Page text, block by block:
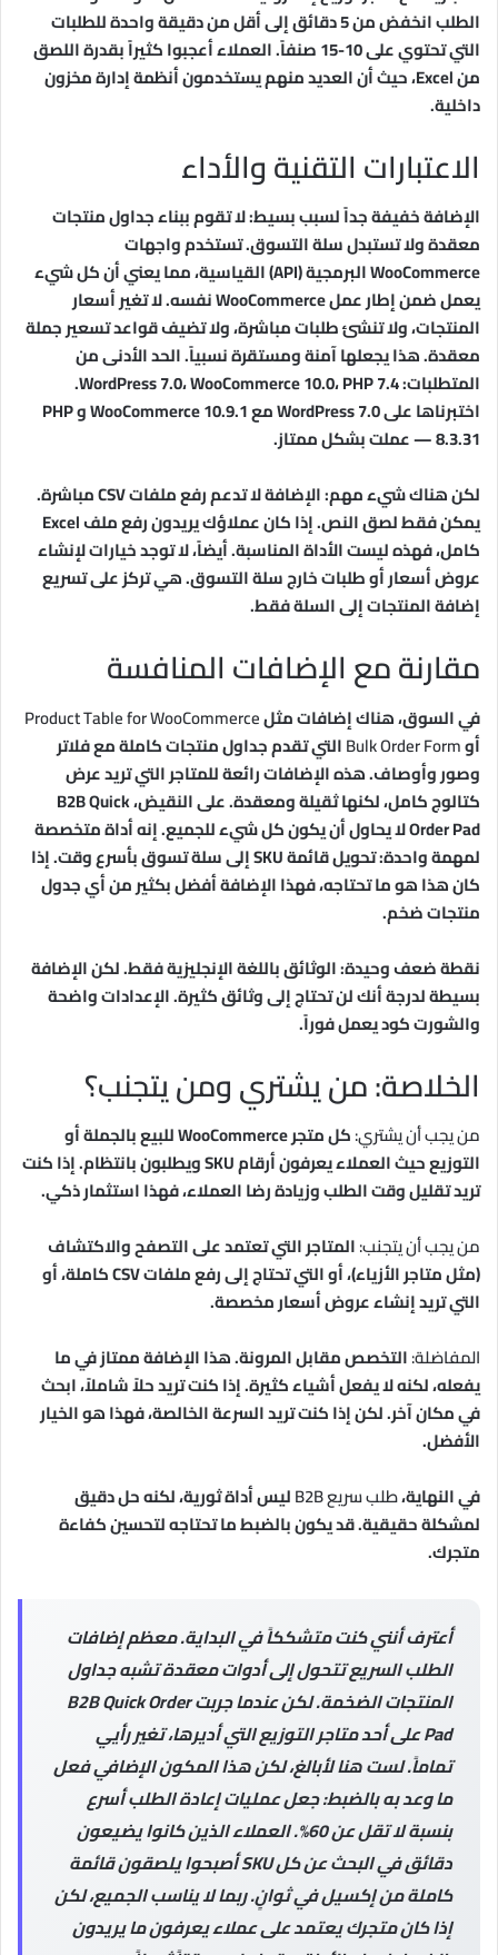
الطلب انخفض من 5 دقائق إلى أقل من دقيقة واحدة للطلبات
التي تحتوي على 10-15 صنفاً. العملاء أعجبوا كثيراً بقدرة اللصق
من Excel، حيث أن العديد منهم يستخدمون أنظمة إدارة مخزون
داخلية.
الاعتبارات التقنية والأداء
الإضافة خفيفة جداً لسبب بسيط: لا تقوم ببناء جداول منتجات
معقدة ولا تستبدل سلة التسوق. تستخدم واجهات
WooCommerce البرمجية (API) القياسية، مما يعني أن كل شيء
يعمل ضمن إطار عمل WooCommerce نفسه. لا تغير أسعار
المنتجات، ولا تنشئ طلبات مباشرة، ولا تضيف قواعد تسعير جملة
معقدة. هذا يجعلها آمنة ومستقرة نسبياً. الحد الأدنى من
المتطلبات: WordPress 7.0، WooCommerce 10.0، PHP 7.4.
اختبرناها على WordPress 7.0 مع WooCommerce 10.9.1 و PHP
8.3.31 — عملت بشكل ممتاز.
لكن هناك شيء مهم: الإضافة لا تدعم رفع ملفات CSV مباشرة.
يمكن فقط لصق النص. إذا كان عملاؤك يريدون رفع ملف Excel
كامل، فهذه ليست الأداة المناسبة. أيضاً، لا توجد خيارات لإنشاء
عروض أسعار أو طلبات خارج سلة التسوق. هي تركز على تسريع
إضافة المنتجات إلى السلة فقط.
مقارنة مع الإضافات المنافسة
في السوق، هناك إضافات مثلProduct Table for WooCommerce
أوBulk Order Formالتي تقدم جداول منتجات كاملة مع فلاتر
وصور وأوصاف. هذه الإضافات رائعة للمتاجر التي تريد عرض
كتالوج كامل، لكنها ثقيلة ومعقدة. على النقيض، B2B Quick
Order Pad لا يحاول أن يكون كل شيء للجميع. إنه أداة متخصصة
لمهمة واحدة: تحويل قائمة SKU إلى سلة تسوق بأسرع وقت. إذا
كان هذا هو ما تحتاجه، فهذا الإضافة أفضل بكثير من أي جدول
منتجات ضخم.
نقطة ضعف وحيدة: الوثائق باللغة الإنجليزية فقط. لكن الإضافة
بسيطة لدرجة أنك لن تحتاج إلى وثائق كثيرة. الإعدادات واضحة
والشورت كود يعمل فوراً.
الخلاصة: من يشتري ومن يتجنب؟
من يجب أن يشتري:
كل متجر WooCommerce للبيع بالجملة أو
التوزيع حيث العملاء يعرفون أرقام SKU ويطلبون بانتظام. إذا كنت
تريد تقليل وقت الطلب وزيادة رضا العملاء، فهذا استثمار ذكي.
من يجب أن يتجنب:المتاجر التي تعتمد على التصفح والاكتشاف
(مثل متاجر الأزياء)، أو التي تحتاج إلى رفع ملفات CSV كاملة، أو
التي تريد إنشاء عروض أسعار مخصصة.
المفاضلة:التخصص مقابل المرونة. هذا الإضافة ممتاز في ما
يفعله، لكنه لا يفعل أشياء كثيرة. إذا كنت تريد حلاً شاملاً، ابحث
في مكان آخر. لكن إذا كنت تريد السرعة الخالصة، فهذا هو الخيار
الأفضل.
في النهاية،طلب سريع B2B
ليس أداة ثورية، لكنه حل دقيق
لمشكلة حقيقية. قد يكون بالضبط ما تحتاجه لتحسين كفاءة
متجرك.
أعترف أنني كنت متشككاً في البداية. معظم إضافات
الطلب السريع تتحول إلى أدوات معقدة تشبه جداول
المنتجات الضخمة. لكن عندما جربت B2B Quick Order
Pad على أحد متاجر التوزيع التي أديرها، تغير رأيي
تماماً. لست هنا لأبالغ، لكن هذا المكون الإضافي فعل
ما وعد به بالضبط: جعل عمليات إعادة الطلب أسرع
بنسبة لا تقل عن 60%. العملاء الذين كانوا يضيعون
دقائق في البحث عن كل SKU أصبحوا يلصقون قائمة
كاملة من إكسيل في ثوانٍ. ربما لا يناسب الجميع، لكن
إذا كان متجرك يعتمد على عملاء يعرفون ما يريدون